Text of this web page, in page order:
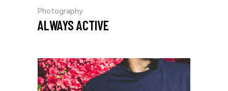
Photography
ALWAYS ACTIVE